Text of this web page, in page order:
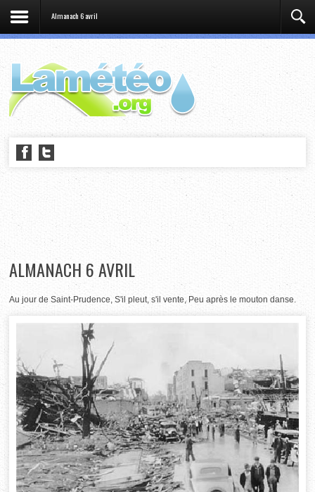
Almanach 6 avril
ALMANACH 6 AVRIL
Au jour de Saint-Prudence, S'il pleut, s'il vente, Peu après le mouton danse.